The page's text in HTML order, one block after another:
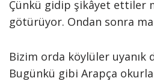
Çünkü gidip şikâyet ettiler
götürüyor. Ondan sonra
Bizim orda köylüler uyanık
Bugünkü gibi Arapça